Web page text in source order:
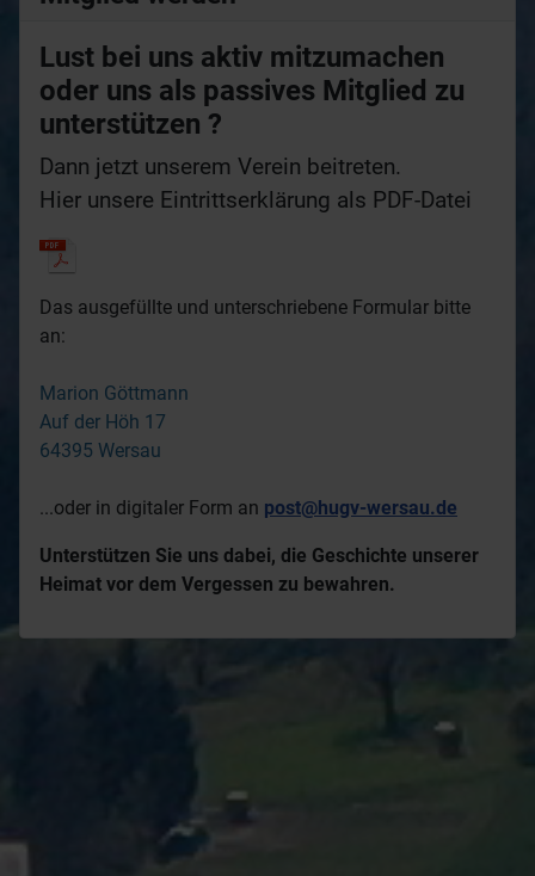
Lust bei uns aktiv mitzumachen
oder uns als passives Mitglied zu
unterstützen ?
Dann jetzt unserem Verein beitreten.
Hier unsere Eintrittserklärung als PDF-Datei
Das ausgefüllte und unterschriebene Formular bitte
an:
Marion Göttmann
Auf der Höh 17
64395 Wersau
...oder in digitaler Form an post@hugv-wersau.de
Unterstützen Sie uns dabei, die Geschichte unserer
Heimat vor dem Vergessen zu bewahren.